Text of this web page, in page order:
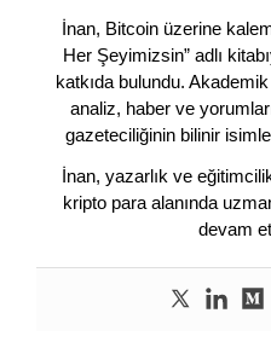
İnan, Bitcoin üzerine
Her Şeyimizsin” adlı
katkıda bulundu.
analiz, haber ve
gazeteciliğinin bilinir
İnan, yazarlık ve
kripto para alanında
devam